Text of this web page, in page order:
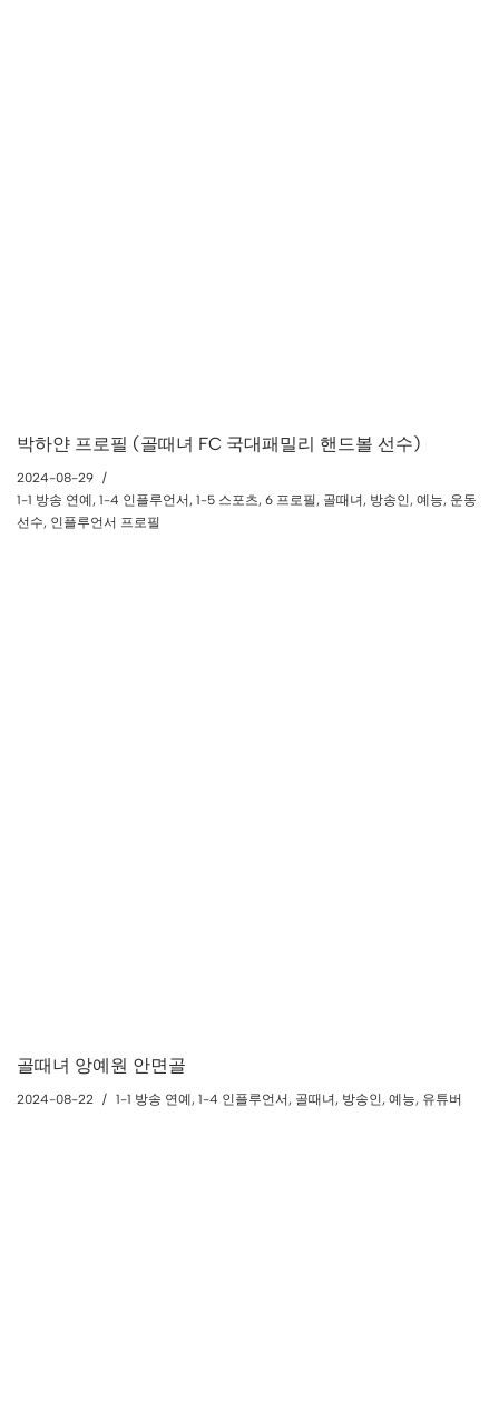
박하얀 프로필 (골때녀 FC 국대패밀리 핸드볼 선수)
2024-08-29
1-1 방송 연예, 1-4 인플루언서, 1-5 스포츠, 6 프로필, 골때녀, 방송인, 예능, 운동
선수, 인플루언서 프로필
골때녀 앙예원 안면골
2024-08-22 1-1 방송 연예, 1-4 인플루언서, 골때녀, 방송인, 예능, 유튜버